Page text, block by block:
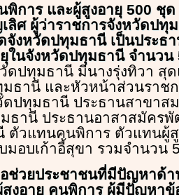
การ และผู้สูงอายุ 500 ชุด
ลิศ ผู้ว่าราชการจังหวัดปทุ
งหวัดปทุมธานี เป็นประธ
ในจังหวัดปทุมธานี จำนวน
ดปทุมธานี มีนางรุ่งทิวา สุ
ธานี และหัวหน้าส่วนราช
ดปทุมธานี ประธานสาขาส
มธานี ประธานอาสาสมัคร
ตัวแทนคนพิการ ตัวแทนผู้สู
มอบเก้าอี้สุขา รวมจำนวน
ช่วยประชาชนที่มีปัญหาด้
งอายุ คนพิการ ผู้มีปัญหาข้